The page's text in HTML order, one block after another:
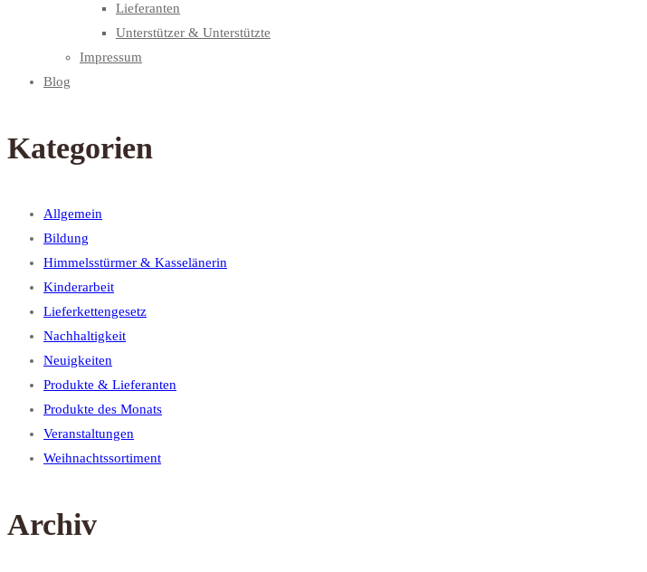
Lieferanten
Unterstützer & Unterstützte
Impressum
Blog
Kategorien
Allgemein
Bildung
Himmelsstürmer & Kasselänerin
Kinderarbeit
Lieferkettengesetz
Nachhaltigkeit
Neuigkeiten
Produkte & Lieferanten
Produkte des Monats
Veranstaltungen
Weihnachtssortiment
Archiv